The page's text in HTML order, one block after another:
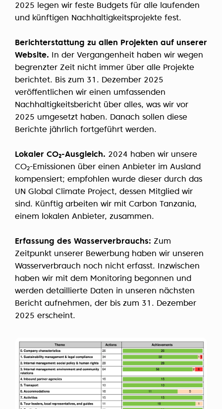
2025 legen wir feste Budgets für alle laufenden
und künftigen Nachhaltigkeitsprojekte fest.
Berichterstattung zu allen Projekten auf unserer
Website. In der Vergangenheit haben wir wegen
begrenzter Zeit nicht immer über alle Projekte
berichtet. Bis zum 31. Dezember 2025
veröffentlichen wir einen umfassenden
Nachhaltigkeitsbericht über alles, was wir vor
2025 umgesetzt haben. Danach sollen diese
Berichte jährlich fortgeführt werden.
Lokaler CO₂-Ausgleich. 2024 haben wir unsere
CO₂-Emissionen über einen Anbieter im Ausland
kompensiert; empfohlen wurde dieser durch das
UN Global Climate Project, dessen Mitglied wir
sind. Künftig arbeiten wir mit Carbon Tanzania,
einem lokalen Anbieter, zusammen.
Erfassung des Wasserverbrauchs: Zum
Zeitpunkt unserer Bewerbung haben wir unseren
Wasserverbrauch noch nicht erfasst. Inzwischen
haben wir mit dem Monitoring begonnen und
werden detaillierte Daten in unseren nächsten
Bericht aufnehmen, der bis zum 31. Dezember
2025 erscheint.